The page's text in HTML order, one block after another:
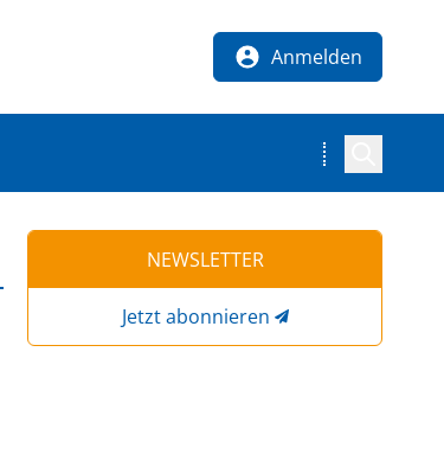
Anmelden
NEWSLETTER
Jetzt abonnieren